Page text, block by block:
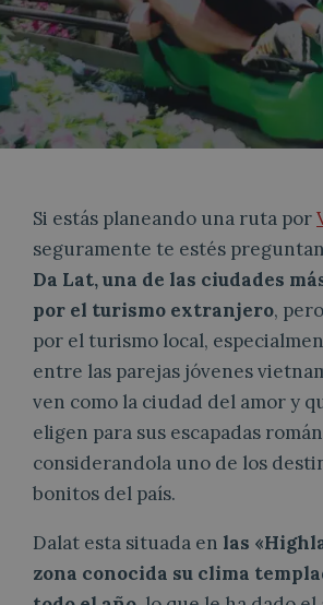
Si estás planeando una ruta por
seguramente te estés
Da Lat, una de las ciudades
por el turismo extranjero,
por el turismo local,
entre las parejas jóvenes
ven como la ciudad del amor y
eligen para sus escapadas
considerandola uno de los
bonitos del país.
Dalat esta situada en las
zona conocida su clima